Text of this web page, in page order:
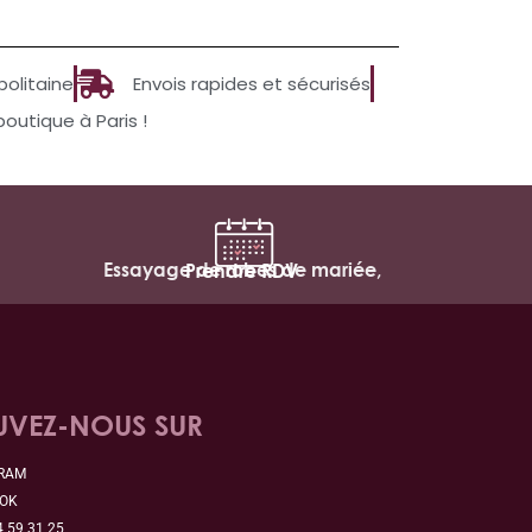
Envois rapides et sécurisés
à Paris !
Essayage de robes de mariée,
Prendre RDV
NOUS SUR
59 31 25